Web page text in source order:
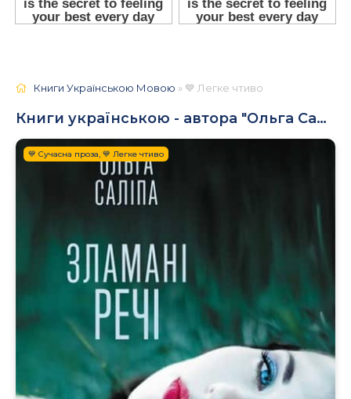
Книги Українською Мовою » 💙 Легке чтиво
Книги українською - автора "Ольга Саліпа"
💙 Сучасна проза, 💙 Легке чтиво